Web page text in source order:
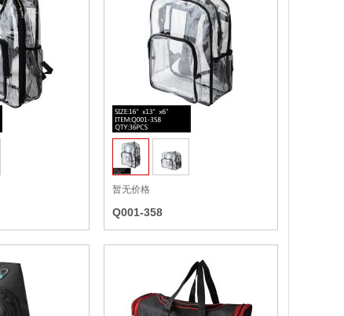
收藏
暂无价格
Q001-358